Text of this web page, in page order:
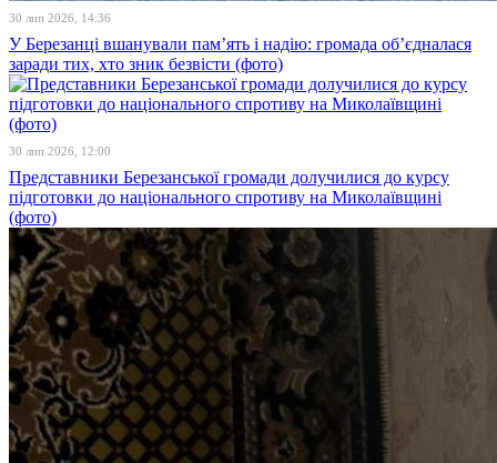
30 лип 2026, 14:36
У Березанці вшанували пам’ять і надію: громада об’єдналася
заради тих, хто зник безвісти (фото)
30 лип 2026, 12:00
Представники Березанської громади долучилися до курсу
підготовки до національного спротиву на Миколаївщині
(фото)